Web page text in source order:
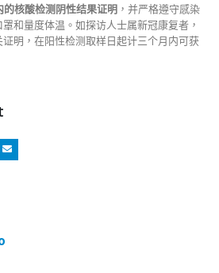
核酸检测阴性结果证明 ，并严格遵守感染
和量度体温。如探访人士属新冠康复者，
明，在阳性检测取样日起计三个月内可获